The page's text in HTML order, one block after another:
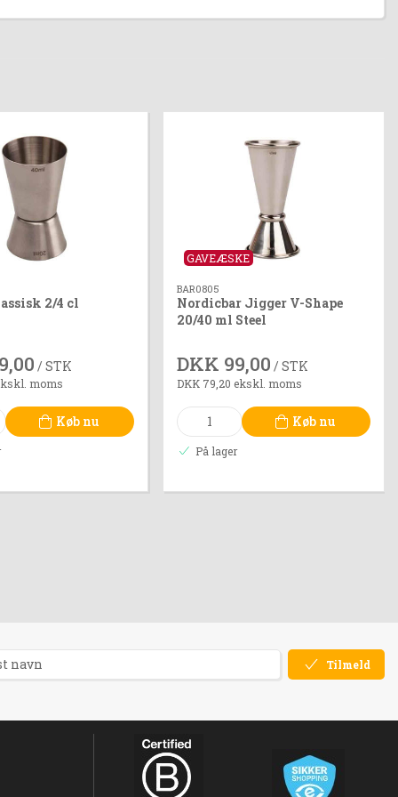
2/4 cl
/ STK
moms
Køb nu
GAVEÆSKE
BAR0805
Nordicbar Jigger V-Shape
20/40 ml Steel
DKK 99,00 / STK
DKK 79,20 ekskl. moms
Køb nu
På lager
Tilmeld